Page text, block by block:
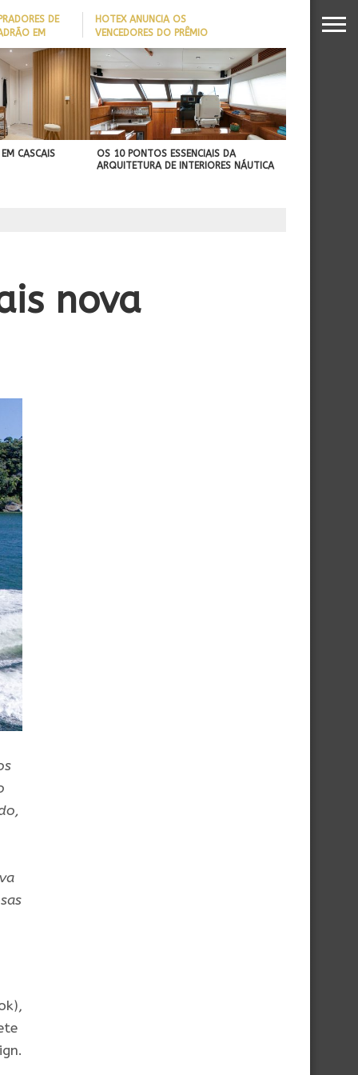
DE
EM
REVELA
MILIONÁRIO
HOTEX ANUNCIA OS
VENCEDORES DO PRÊMIO
MAIORES NOMES DA
HOTELARIA 2026
CASCAIS
OS 10 PONTOS ESSENCIAIS DA
ARQUITETURA DE INTERIORES NÁUTICA
nova